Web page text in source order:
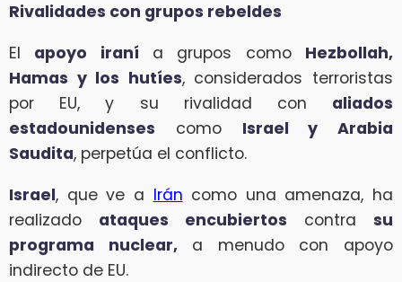
Rivalidades con grupos rebeldes
El apoyo iraní a grupos como Hezbollah,
Hamas y los hutíes, considerados terroristas
por EU, y su rivalidad con aliados
estadounidenses como Israel y Arabia
Saudita, perpetúa el conflicto.
Israel, que ve a Irán como una amenaza, ha
realizado ataques encubiertos contra su
programa nuclear,a menudo con apoyo
indirecto de EU.